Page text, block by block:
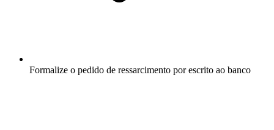
Formalize o pedido de ressarcimento por escrito ao banco